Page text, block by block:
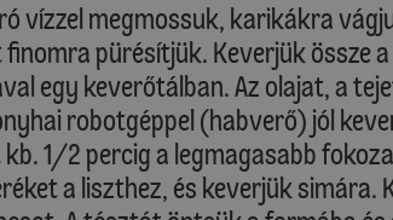
vízzel megmossuk, karikákra
pürésítjük. Keverjük össze
egy keverőtálban. Az olajat, a
robotgéppel (habverő) jól
1/2 percig a legmagasabb
a liszthez, és keverjük simára.